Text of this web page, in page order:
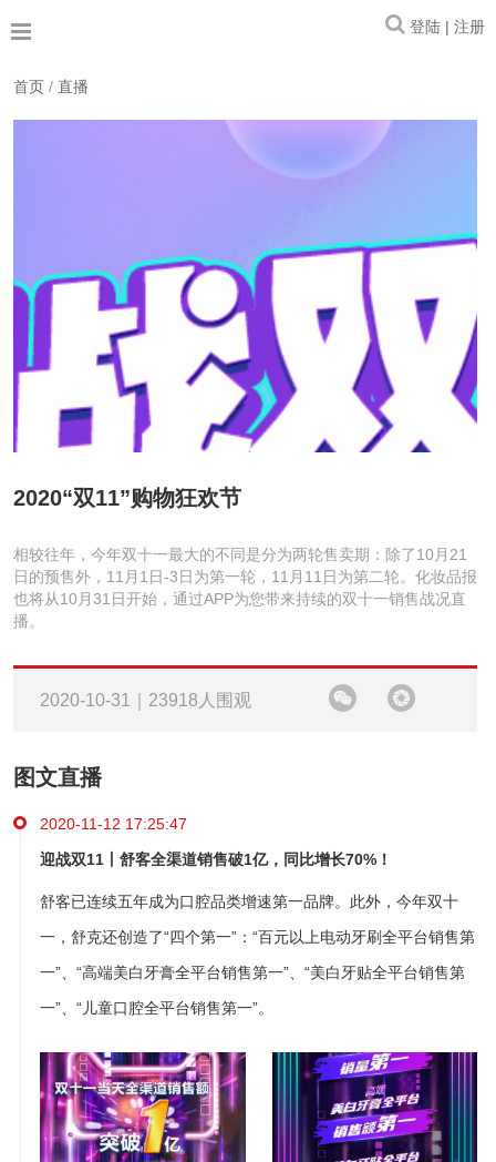
登陆 | 注册
首页 / 直播
2020“双11”购物狂欢节
相较往年，今年双十一最大的不同是分为两轮售卖期：除了10月21
日的预售外，11月1日-3日为第一轮，11月11日为第二轮。化妆品报
也将从10月31日开始，通过APP为您带来持续的双十一销售战况直
播。
2020-10-31｜23918人围观
图文直播
2020-11-12 17:25:47
迎战双11丨舒客全渠道销售破1亿，同比增长70%！
舒客已连续五年成为口腔品类增速第一品牌。此外，今年双十
一，舒克还创造了“四个第一”：“百元以上电动牙刷全平台销售第
一”、“高端美白牙膏全平台销售第一”、“美白牙贴全平台销售第
一”、“儿童口腔全平台销售第一”。